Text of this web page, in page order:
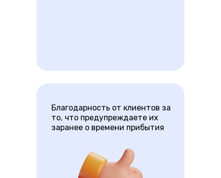
Благодарность от клиентов за
то, что предупреждаете их
заранее о времени прибытия